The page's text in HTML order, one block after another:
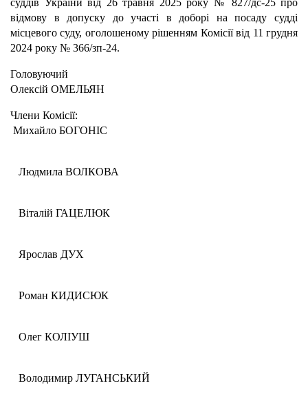
суддів України від 26 травня 2025 року № 827/дс-25 про
відмову в допуску до участі в доборі на посаду судді
місцевого суду, оголошеному рішенням Комісії від 11 грудня
2024 року № 366/зп-24.
Головуючий
Олексій ОМЕЛЬЯН
Члени Комісії:
Михайло БОГОНІС
Людмила ВОЛКОВА
Віталій ГАЦЕЛЮК
Ярослав ДУХ
Роман КИДИСЮК
Олег КОЛІУШ
Володимир ЛУГАНСЬКИЙ